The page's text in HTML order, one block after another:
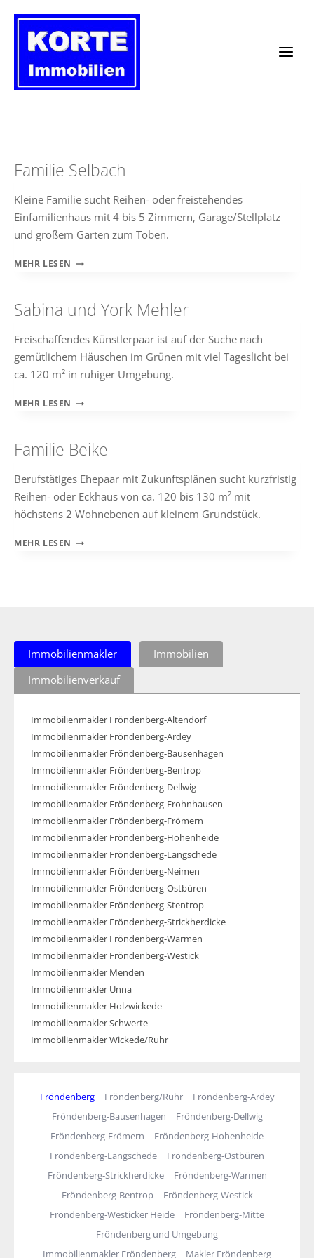
Inhalt
springen
Familie Selbach
Kleine Familie sucht Reihen- oder freistehendes
Einfamilienhaus mit 4 bis 5 Zimmern, Garage/Stellplatz
und großem Garten zum Toben.
MEHR LESEN FAMILIE
Sabina und York Mehler
Freischaffendes Künstlerpaar ist auf der Suche nach
gemütlichem Häuschen im Grünen mit viel Tageslicht bei
ca. 120 m² in ruhiger Umgebung.
MEHR LESEN SABINA
MEHLER
Familie Beike
Berufstätiges Ehepaar mit Zukunftsplänen sucht kurzfristig
Reihen- oder Eckhaus von ca. 120 bis 130 m² mit
höchstens 2 Wohnebenen auf kleinem Grundstück.
MEHR LESEN FAMILIE
Immobilienmakler
Immobilien
Immobilienverkauf
Immobilienmakler Fröndenberg-Altendorf
Immobilienmakler Fröndenberg-Ardey
Immobilienmakler Fröndenberg-Bausenhagen
Immobilienmakler Fröndenberg-Bentrop
Immobilienmakler Fröndenberg-Dellwig
Immobilienmakler Fröndenberg-Frohnhausen
Immobilienmakler Fröndenberg-Frömern
Immobilienmakler Fröndenberg-Hohenheide
Immobilienmakler Fröndenberg-Langschede
Immobilienmakler Fröndenberg-Neimen
Immobilienmakler Fröndenberg-Ostbüren
Immobilienmakler Fröndenberg-Stentrop
Immobilienmakler Fröndenberg-Strickherdicke
Immobilienmakler Fröndenberg-Warmen
Immobilienmakler Fröndenberg-Westick
Immobilienmakler Menden
Immobilienmakler Unna
Immobilienmakler Holzwickede
Immobilienmakler Schwerte
Immobilienmakler Wickede/Ruhr
Fröndenberg Fröndenberg/Ruhr
Fröndenberg-Ardey
Fröndenberg-Bausenhagen
Fröndenberg-Dellwig
Fröndenberg-Frömern
Fröndenberg-Hohenheide
Fröndenberg-Langschede
Fröndenberg-Ostbüren
Fröndenberg-Strickherdicke
Fröndenberg-Warmen
Fröndenberg-Bentrop
Fröndenberg-Westick
Fröndenberg-Westicker Heide
Fröndenberg-Mitte
Fröndenberg und Umgebung
Immobilienmakler Fröndenberg
Makler Fröndenberg